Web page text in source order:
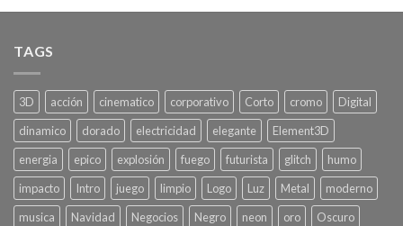
TAGS
3D acción cinematico corporativo Corto cromo
Digital
dinamico
dorado electricidad elegante
Element3D
energia
epico explosión fuego futurista glitch
humo
impacto
Intro juego limpio Logo Luz Metal
moderno
musica
Navidad Negocios Negro neon oro
Oscuro